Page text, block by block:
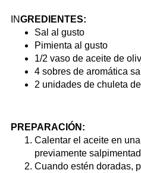
INGREDIENTES:
Sal al gusto
Pimienta al gusto
1/2 vaso de aceite de
4 sobres de aromática
2 unidades de chuleta
PREPARACIÓN:
Calentar el aceite en
previamente
Cuando estén doradas,